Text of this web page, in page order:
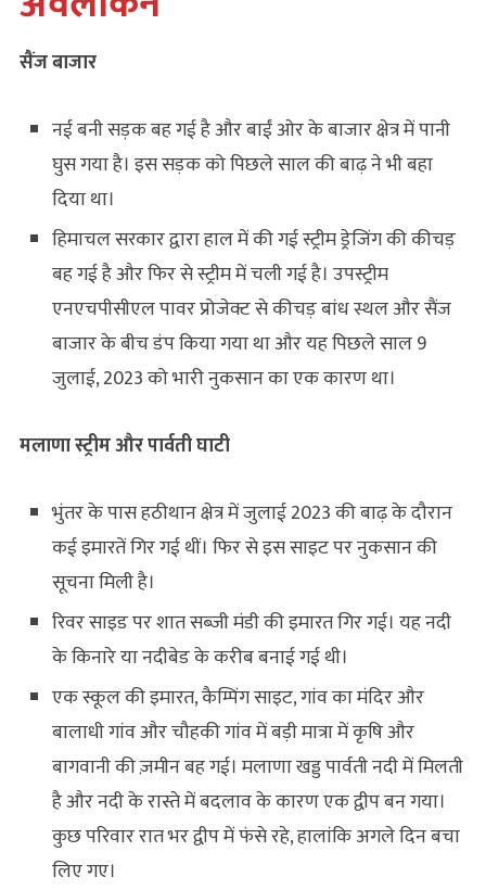
सैंजबाजार
नई बनी सड़क बह गई है और बाईं ओर के बाजार क्षेत्र में पानी
घुस गया है। इस सड़क को पिछले साल की बाढ़ ने भी बहा
दिया था।
हिमाचल सरकार द्वारा हाल में की गई स्ट्रीम ड्रेजिंग की कीचड़
बह गई है और फिर से स्ट्रीम में चली गई है। उपस्ट्रीम
एनएचपीसीएल पावर प्रोजेक्ट से कीचड़ बांध स्थल और सैंज
बाजार के बीच डंप किया गया था और यह पिछले साल 9
जुलाई, 2023 को भारी नुकसान का एक कारण था।
मलाणास्ट्रीम और पार्वती घाटी
भुंतर के पास हठीथान क्षेत्र में जुलाई 2023 की बाढ़ के दौरान
कई इमारतें गिर गई थीं। फिर से इस साइट पर नुकसान की
सूचना मिली है।
रिवर साइड पर शात सब्जी मंडी की इमारत गिर गई। यह नदी
के किनारे या नदीबेड के करीब बनाई गई थी।
एक स्कूल की इमारत, कैम्पिंग साइट, गांव का मंदिर और
बालाधी गांव और चौहकी गांव में बड़ी मात्रा में कृषि और
बागवानी की ज़मीन बह गई। मलाणा खड्ड पार्वती नदी में मिलती
है और नदी के रास्ते में बदलाव के कारण एक द्वीप बन गया।
कुछ परिवार रात भर द्वीप में फंसे रहे, हालांकि अगले दिन बचा
लिए गए।